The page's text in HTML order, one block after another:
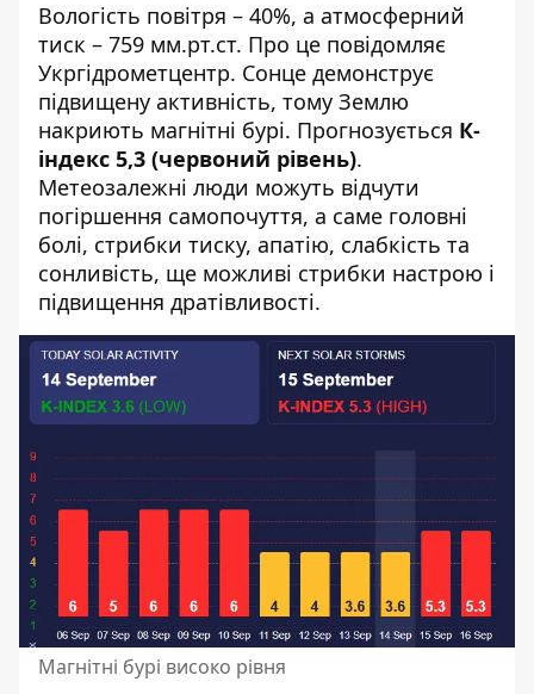
Вологість повітря – 40%, а атмосферний
тиск – 759 мм.рт.ст. Про це повідомляє
Укргідрометцентр. Сонце демонструє
підвищену активність, тому Землю
накриють магнітні бурі. Прогнозується К-
індекс 5,3 (червоний рівень).
Метеозалежні люди можуть відчути
погіршення самопочуття, а саме головні
болі, стрибки тиску, апатію, слабкість та
сонливість, ще можливі стрибки настрою і
підвищення дратівливості.
Магнітні бурі високо рівня